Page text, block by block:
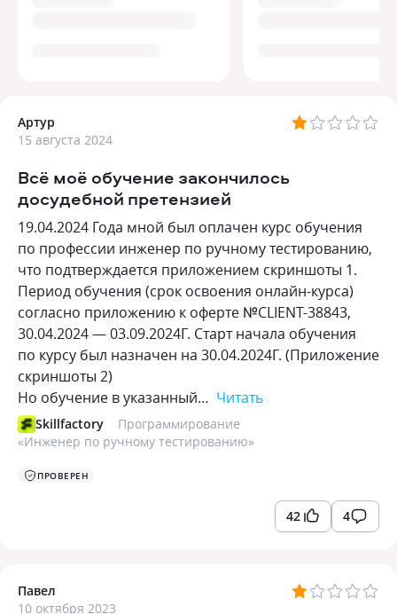
Артур
15 августа 2024
Всё моё обучение закончилось
досудебной претензией
19.04.2024 Года мной был оплачен курс обучения
по профессии инженер по ручному тестированию,
что подтверждается приложением скриншоты 1.
Период обучения (срок освоения онлайн-курса)
согласно приложению к оферте №CLIENT-38843,
30.04.2024 — 03.09.2024Г. Старт начала обучения
по курсу был назначен на 30.04.2024Г. (Приложение
скриншоты 2)
Но обучение в указанный… Читать
Skillfactory
Программирование
«Инженер по ручному тестированию»
ПРОВЕРЕН
42 4
Павел
10 октября 2023